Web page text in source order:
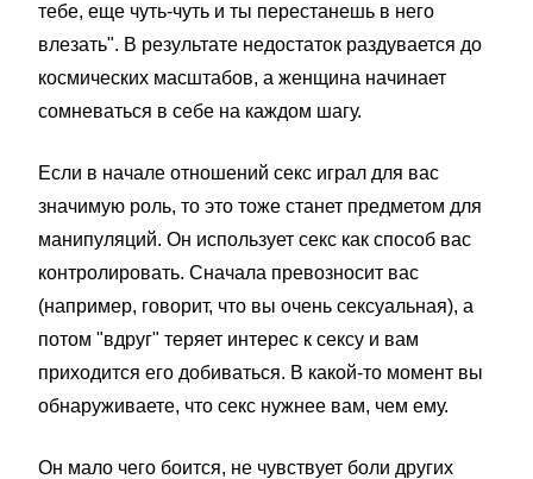
тебе, еще чуть-чуть и ты перестанешь в него
влезать". В результате недостаток раздувается до
космических масштабов, а женщина начинает
сомневаться в себе на каждом шагу.
Если в начале отношений секс играл для вас
значимую роль, то это тоже станет предметом для
манипуляций. Он использует секс как способ вас
контролировать. Сначала превозносит вас
(например, говорит, что вы очень сексуальная), а
потом "вдруг" теряет интерес к сексу и вам
приходится его добиваться. В какой-то момент вы
обнаруживаете, что секс нужнее вам, чем ему.
Он мало чего боится, не чувствует боли других